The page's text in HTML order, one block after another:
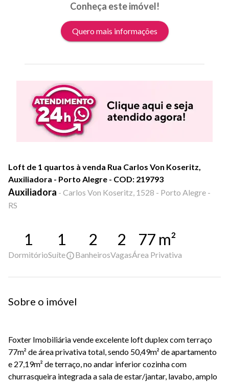
Conheça este imóvel!
Quero mais informações
Loft de 1 quartos à venda Rua Carlos Von Koseritz,
Auxiliadora - Porto Alegre - COD: 219793
Auxiliadora - Carlos Von Koseritz, 1528 - Porto Alegre -
RS
1
Dormitório
1
Suíte
2
Banheiros
2
Vagas
77 m²
Área Privativa
Sobre o imóvel
Foxter Imobiliária vende excelente loft duplex com terraço
77m² de área privativa total, sendo 50,49m² de apartamento
e 27,19m² de terraço, no andar inferior cozinha com
churrasqueira integrada a sala de estar/jantar, lavabo, amplo